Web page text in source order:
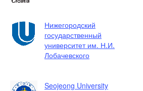
Нижегородский
государственный
университет им. Н.И.
Лобачевского
Seojeong University